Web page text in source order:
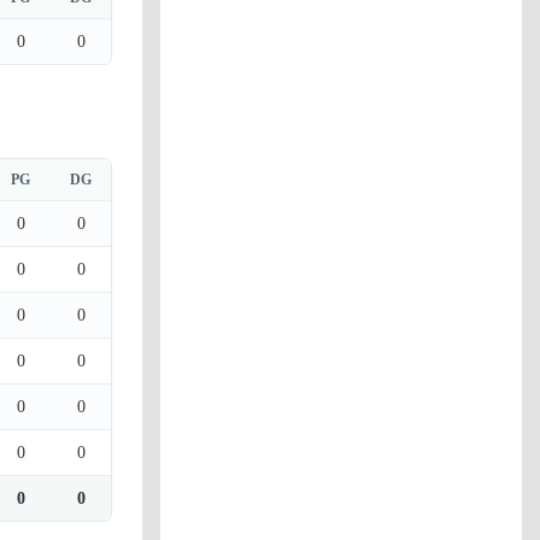
0 0
PG DG
0 0
0 0
0 0
0 0
0 0
0 0
0 0